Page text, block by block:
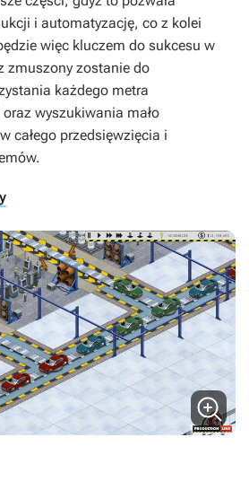
i automatyzację, co z kolei
więc kluczem do sukcesu w
zmuszony zostanie do
każdego metra
wyszukiwania mało
całego przedsięwzięcia i